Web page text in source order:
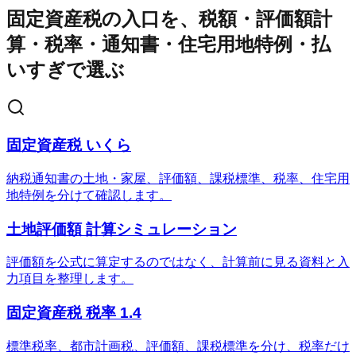
固定資産税の入口を、税額・評価額計
算・税率・通知書・住宅用地特例・払
いすぎで選ぶ
固定資産税 いくら
納税通知書の土地・家屋、評価額、課税標準、税率、住宅用
地特例を分けて確認します。
土地評価額 計算シミュレーション
評価額を公式に算定するのではなく、計算前に見る資料と入
力項目を整理します。
固定資産税 税率 1.4
標準税率、都市計画税、評価額、課税標準を分け、税率だけ